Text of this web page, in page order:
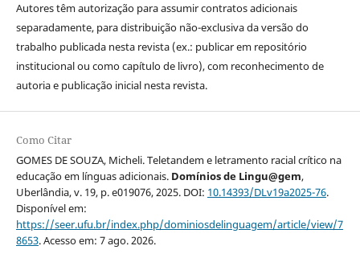
Autores têm autorização para assumir contratos adicionais
separadamente, para distribuição não-exclusiva da versão do
trabalho publicada nesta revista (ex.: publicar em repositório
institucional ou como capítulo de livro), com reconhecimento de
autoria e publicação inicial nesta revista.
Como Citar
GOMES DE SOUZA, Micheli. Teletandem e letramento racial crítico na
educação em línguas adicionais. Domínios de Lingu@gem,
Uberlândia, v. 19, p. e019076, 2025. DOI: 10.14393/DLv19a2025-76.
Disponível em:
https://seer.ufu.br/index.php/dominiosdelinguagem/article/view/7
8653. Acesso em: 7 ago. 2026.